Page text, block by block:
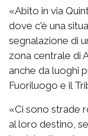
«Abito in via
dove c'è una
segnalazione di
zona centrale di
anche da luoghi
Fuoriluogo e il
«Ci sono strade
al loro destino,